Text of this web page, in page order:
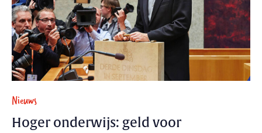
Nieuws
Hoger onderwijs: geld voor